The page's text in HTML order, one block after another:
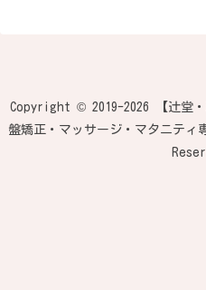
Copyright © 2019-2026 【辻堂・
盤矯正・マッサージ・マタニテ